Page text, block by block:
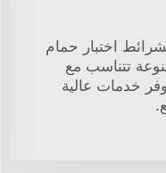
اختبار حمام
تتناسب مع
خدمات عالية